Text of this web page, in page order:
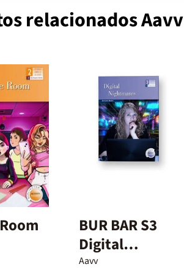
relacionados Aavv
BUR BAR S3
Digital
Nightmares/2
Aavv